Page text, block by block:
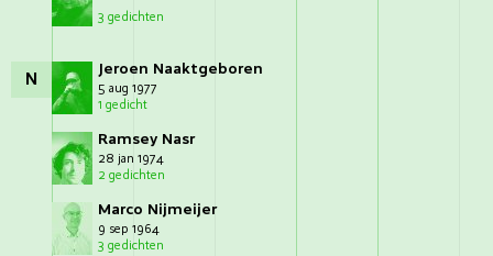
3 gedichten
N Jeroen Naaktgeboren
5 aug 1977
1 gedicht
Ramsey Nasr
28 jan 1974
2 gedichten
Marco Nijmeijer
9 sep 1964
3 gedichten